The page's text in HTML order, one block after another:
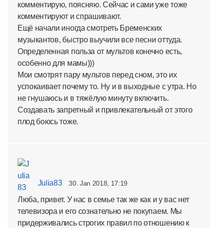
комментирую, поясняю. Сейчас и сами уже тоже
комментируют и спрашивают.
Ещё начали иногда смотреть Бременских
музыкантов, быстро выучили все песни оттуда.
Определенная польза от мультов конечно есть,
особенно для мамы)))
Мои смотрят пару мультов перед сном, это их
успокаивает почему то. Ну и в выходные с утра. Но
не гнушаюсь и в тяжёлую минуту включить.
Создавать запретный и привлекательный от этого
плод боюсь тоже.
Julia83 30. Jan 2018, 17:19
Люба, привет. У нас в семье так же как и у вас нет
телевизора и его сознательно не покупаем. Мы
придерживались строгих правил по отношению к